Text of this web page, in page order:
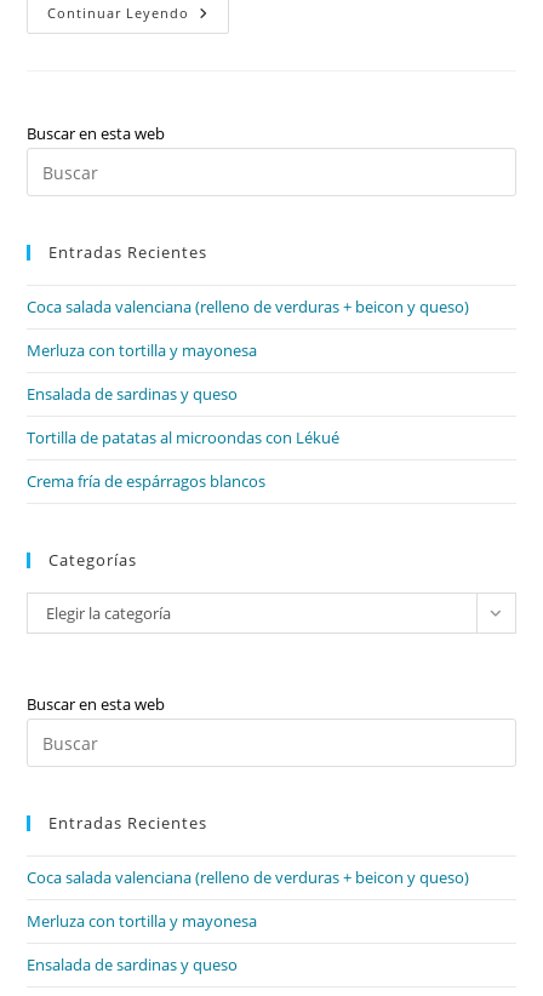
Continuar Leyendo Determinantes
(resumen:
Exclamativos)
Buscar en esta web
Entradas Recientes
Coca salada valenciana (relleno de verduras + beicon y queso)
Merluza con tortilla y mayonesa
Ensalada de sardinas y queso
Tortilla de patatas al microondas con Lékué
Crema fría de espárragos blancos
Categorías
Categorías
Elegir la categoría
Buscar en esta web
Entradas Recientes
Coca salada valenciana (relleno de verduras + beicon y queso)
Merluza con tortilla y mayonesa
Ensalada de sardinas y queso